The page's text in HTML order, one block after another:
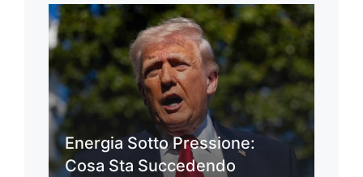
Energia Sotto Pressione:
Cosa Sta Succedendo